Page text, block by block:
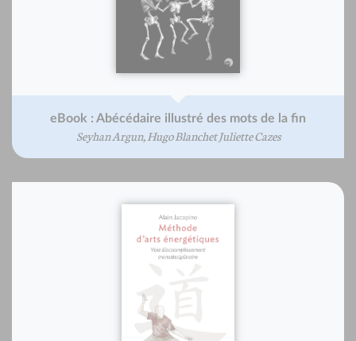
eBook : Abécédaire illustré des mots de la fin
Seyhan Argun, Hugo Blanchet Juliette Cazes